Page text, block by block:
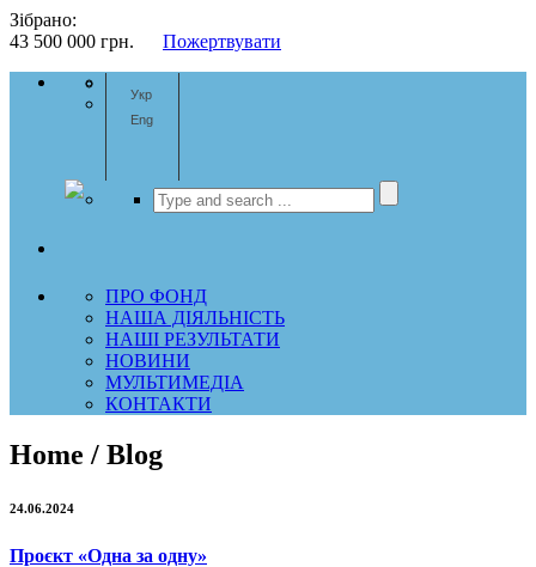
Зібрано:
43 500 000 грн. Пожертвувати
Укр
Eng
ПРО ФОНД
НАША ДІЯЛЬНІСТЬ
НАШІ РЕЗУЛЬТАТИ
НОВИНИ
МУЛЬТИМЕДІА
КОНТАКТИ
Home / Blog
24.06.2024
Проєкт «Одна за одну»